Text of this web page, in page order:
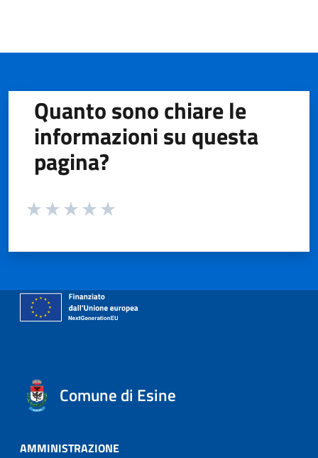
Quanto sono chiare le
informazioni su questa
pagina?
Valuta da 1 a 5 stelle la pagina
Comune di Esine
AMMINISTRAZIONE